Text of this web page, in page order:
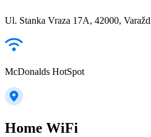
Ul. Stanka Vraza 17A, 42000,
McDonalds HotSpot
Home WiFi